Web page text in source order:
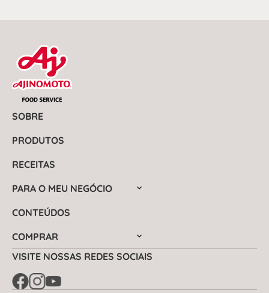
SOBRE
PRODUTOS
RECEITAS
PARA O MEU NEGÓCIO
CONTEÚDOS
COMPRAR
VISITE NOSSAS REDES SOCIAIS